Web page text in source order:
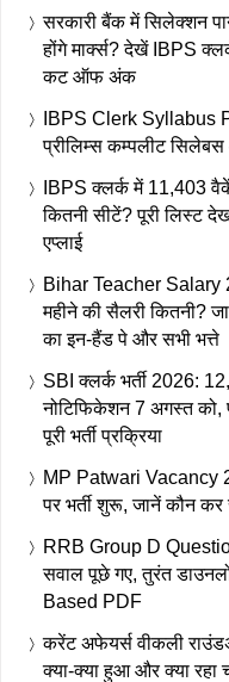
सरकारी बैंक में सिलेक्शन
होंगे मार्क्स? देखें IBPS
कट ऑफ अंक
IBPS Clerk Syllabus
प्रीलिम्स कम्पलीट सिलेबस
IBPS क्लर्क में 11,403
कितनी सीटें? पूरी लिस्ट
एप्लाई
Bihar Teacher Salary
महीने की सैलरी कितनी?
का इन-हैंड पे और सभी भत्ते
SBI क्लर्क भर्ती 2026:
नोटिफिकेशन 7 अगस्त को,
पूरी भर्ती प्रक्रिया
MP Patwari Vacancy
पर भर्ती शुरू, जानें कौन
RRB Group D
सवाल पूछे गए, तुरंत
Based PDF
करेंट अफेयर्स वीकली
क्या-क्या हुआ और क्या रहा